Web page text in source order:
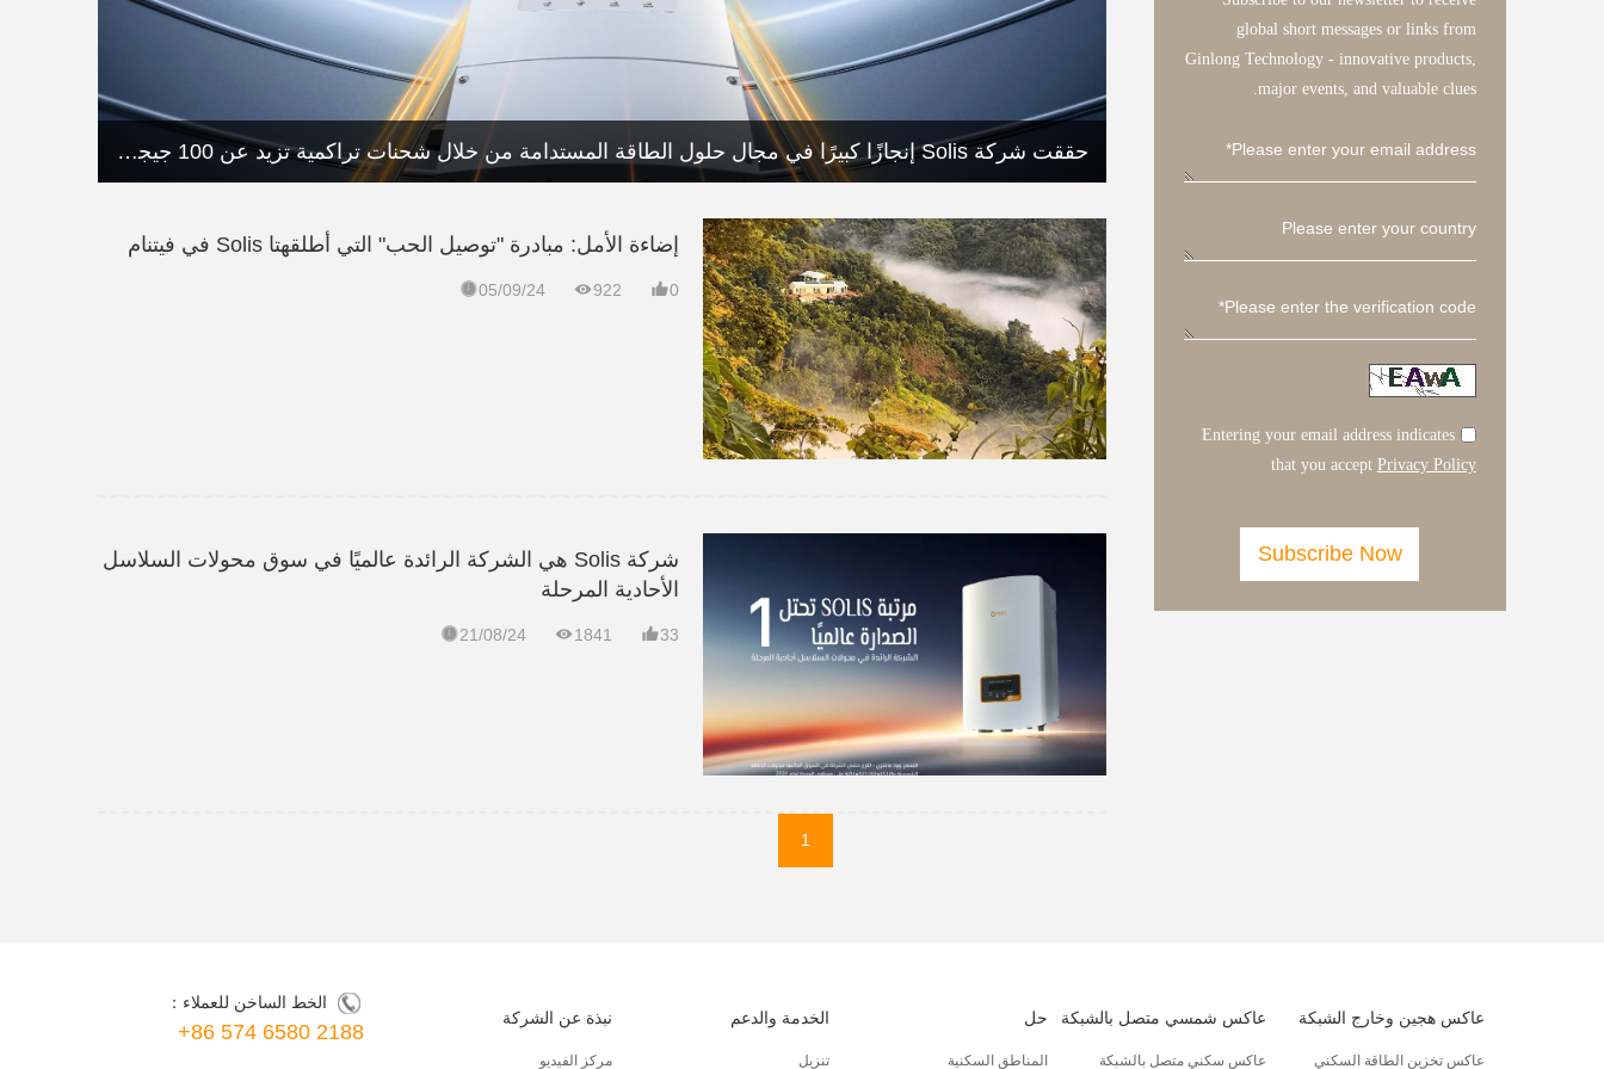
global short messages or links from
Ginlong Technology - innovative products,
major events, and valuable clues.
Entering your email address indicates
that you accept Privacy Policy
حققت شركة Solis إنجازًا كبيرًا في مجال حلول الطاقة المستدامة من خلال شحنات تراكمية تزيد عن 100 جيجاوات
إضاءة الأمل: مبادرة "توصيل الحب" التي أطلقهتا Solis في فيتنام
05/09/24 922 0
شركة Solis هي الشركة الرائدة عالميًا في سوق محولات السلاسل
الأحادية المرحلة
21/08/24 1841 33
1
عاكس هجين وخارج الشبكة
عاكس تخزين الطاقة السكني
عاكس شمسي متصل بالشبكة
عاكس سكني متصل بالشبكة
حل
المناطق السكنية
الخدمة والدعم
تنزيل
نبذة عن الشركة
مركز الفيديو
الخط الساخن للعملاء：
+86 574 6580 2188